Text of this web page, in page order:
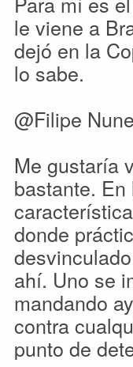
le viene a
dejó en la
lo sabe.
@Filipe
Me gustaría
bastante.
donde
ahí. Uno se
mandando
contra
punto de